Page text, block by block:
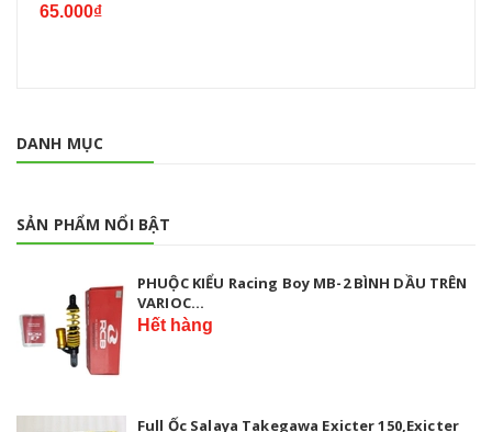
65.000₫
DANH MỤC
SẢN PHẨM NỔI BẬT
PHUỘC KIỂU Racing Boy MB-2 BÌNH DẦU TRÊN
VARIOC...
Hết hàng
Full Ốc Salaya Takegawa Exicter 150,Exicter